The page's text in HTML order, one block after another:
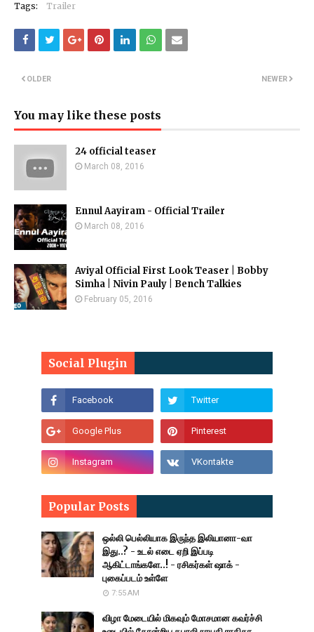
Tags: Trailer
NEWER
OLDER
You may like these posts
24 official teaser
March 08, 2016
Ennul Aayiram - Official Trailer
March 08, 2016
Aviyal Official First Look Teaser | Bobby
Simha | Nivin Pauly | Bench Talkies
February 05, 2016
Social Plugin
Popular Posts
ஒல்லி பெல்லியாக இருந்த இலியானா-வா
இது..? - உடல் எடை ஏறி இப்படி
ஆகிட்டாங்களே..! - ரசிகர்கள் ஷாக் -
புகைப்படம் உள்ளே
7:55 AM
விழா மேடையில் மிகவும் மோசமான கவர்ச்சி